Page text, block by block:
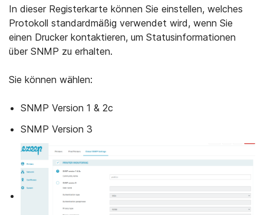
In dieser Registerkarte können Sie einstellen, welches
Protokoll standardmäßig verwendet wird, wenn Sie
einen Drucker kontaktieren, um Statusinformationen
über SNMP zu erhalten.
Sie können wählen:
SNMP Version 1 & 2c
SNMP Version 3